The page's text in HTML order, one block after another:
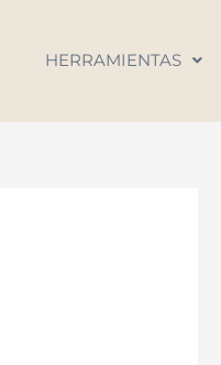
HERRAMIENTAS